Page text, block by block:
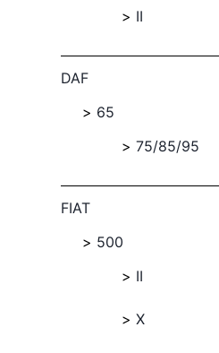
II
DAF
65
75/85/95
FIAT
500
II
X